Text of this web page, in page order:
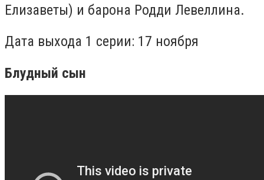
Елизаветы) и барона Родди Левеллина.
Дата выхода 1 серии: 17 ноября
Блудный сын